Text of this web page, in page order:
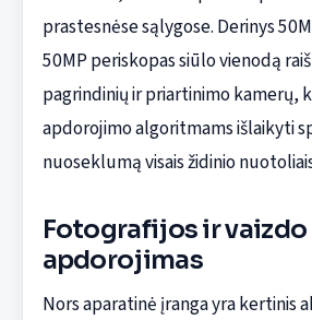
prastesnėse sąlygose. Derinys
50MP periskopas siūlo vienodą
pagrindinių ir priartinimo kamerų,
apdorojimo algoritmams išlaikyti
nuoseklumą visais židinio
Fotografijos ir vaizdo
apdorojimas
Nors aparatinė įranga yra kertinis